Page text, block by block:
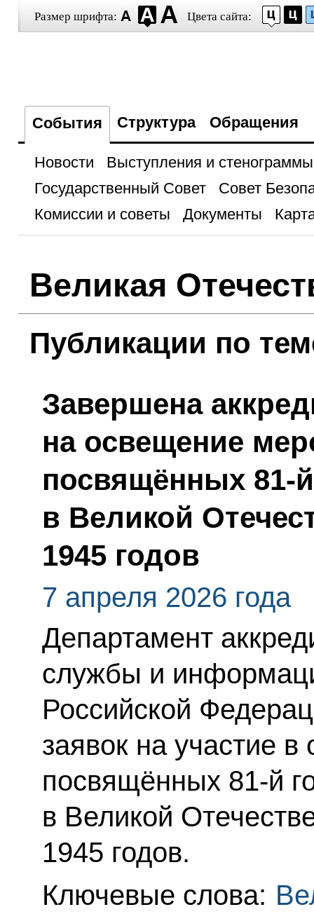
Размер шрифта: Цвета сайта:
События Структура Обращения
Новости
Выступления и стенограммы
Государственный Совет
Совет
Комиссии и советы
Документы
Великая
Публикации по
Завершена
на освещение
посвящённых 81-
в Великой
1945 годов
7 апреля 2026 года
Департамент
службы и
Российской
заявок на участие
посвящённых 81-й
в Великой
1945 годов.
Ключевые слова: